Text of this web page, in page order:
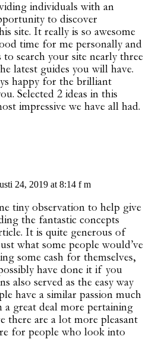
individuals with an
to discover
site. It really is so awesome
time for me personally and
search your site nearly three
latest guides you will have.
happy for the brilliant
Selected 2 ideas in this
impressive we have all had.
24, 2019 at 8:14 f m
tiny observation to help give
the fantastic concepts
It is quite generous of
what some people would’ve
some cash for themselves,
have done it if you
also served as the easy way
have a similar passion much
great deal more pertaining
there are a lot more pleasant
for people who look into